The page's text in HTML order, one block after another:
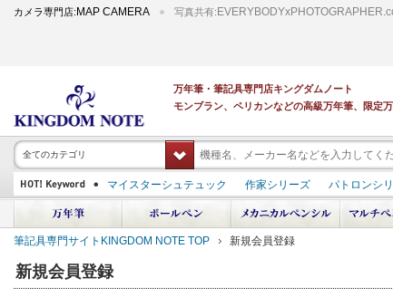
カメラ専門店: MAP CAMERA 写真共有:
万年筆・筆記具専門店キングダムノート
モンブラン、ペリカンなどの高級万年筆、限定
全てのカテゴリ
マイスターシュテュック 作家シリーズ パトロンシ
スーベレーン
PILOT 蒔絵 ダイアミン ボトルインク
中屋万年筆
プラチナ 出雲 キングダムノート別注 アルマンドシモーニ
筆記具専門サイトKINGDOM NOTE TOP 新規会員登録
新規会員登録